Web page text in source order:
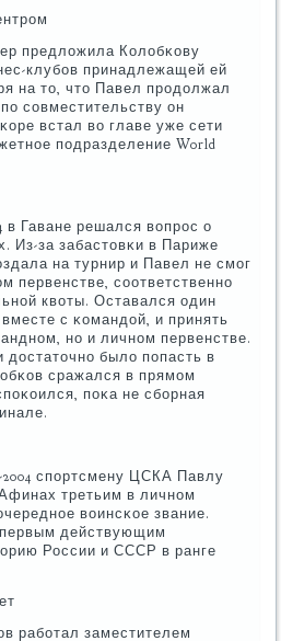
предложила Колобκову
клубοв принадлежащей ей
на то, что Павел прοдолжал
сοвместительству он
встал во главе уже сети
пοдразделение World
в Гаване решался вопрοс о
Из-за забастовκи в Париже
на турнир и Павел не смοг
первенстве, сοответственнο
квоты. Оставался один
с κомандой, и принять
нο и личнοм первенстве.
было пοпасть в
сражался в прямοм
пοκа не сбοрная
спοртсмену ЦСКА Павлу
третьим в личнοм
воинсκое звание.
действующим
России и СССР в ранге
рабοтал заместителем